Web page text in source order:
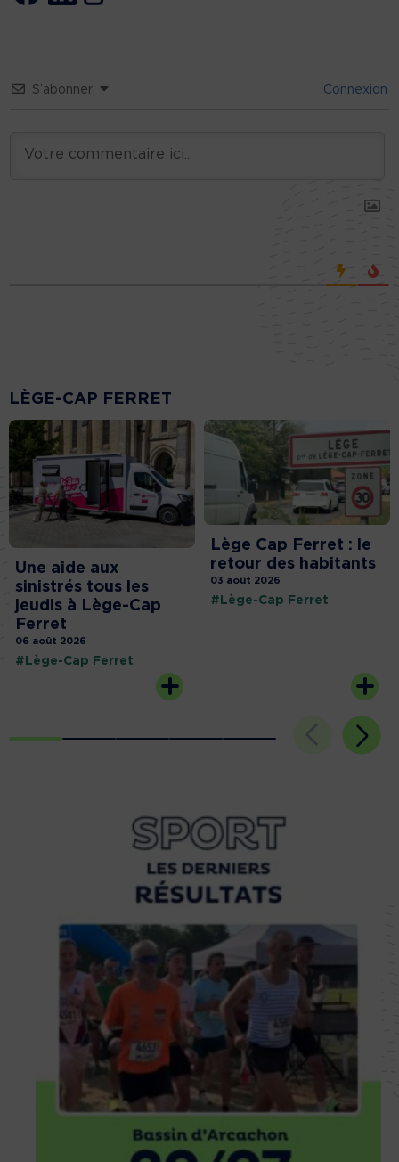
S’abonner Connexion
LÈGE-CAP FERRET
Une aide aux
sinistrés tous les
jeudis à Lège-Cap
Ferret
06 août 2026
#Lège-Cap Ferret
Lège Cap Ferret : le
retour des habitants
03 août 2026
#Lège-Cap Ferret